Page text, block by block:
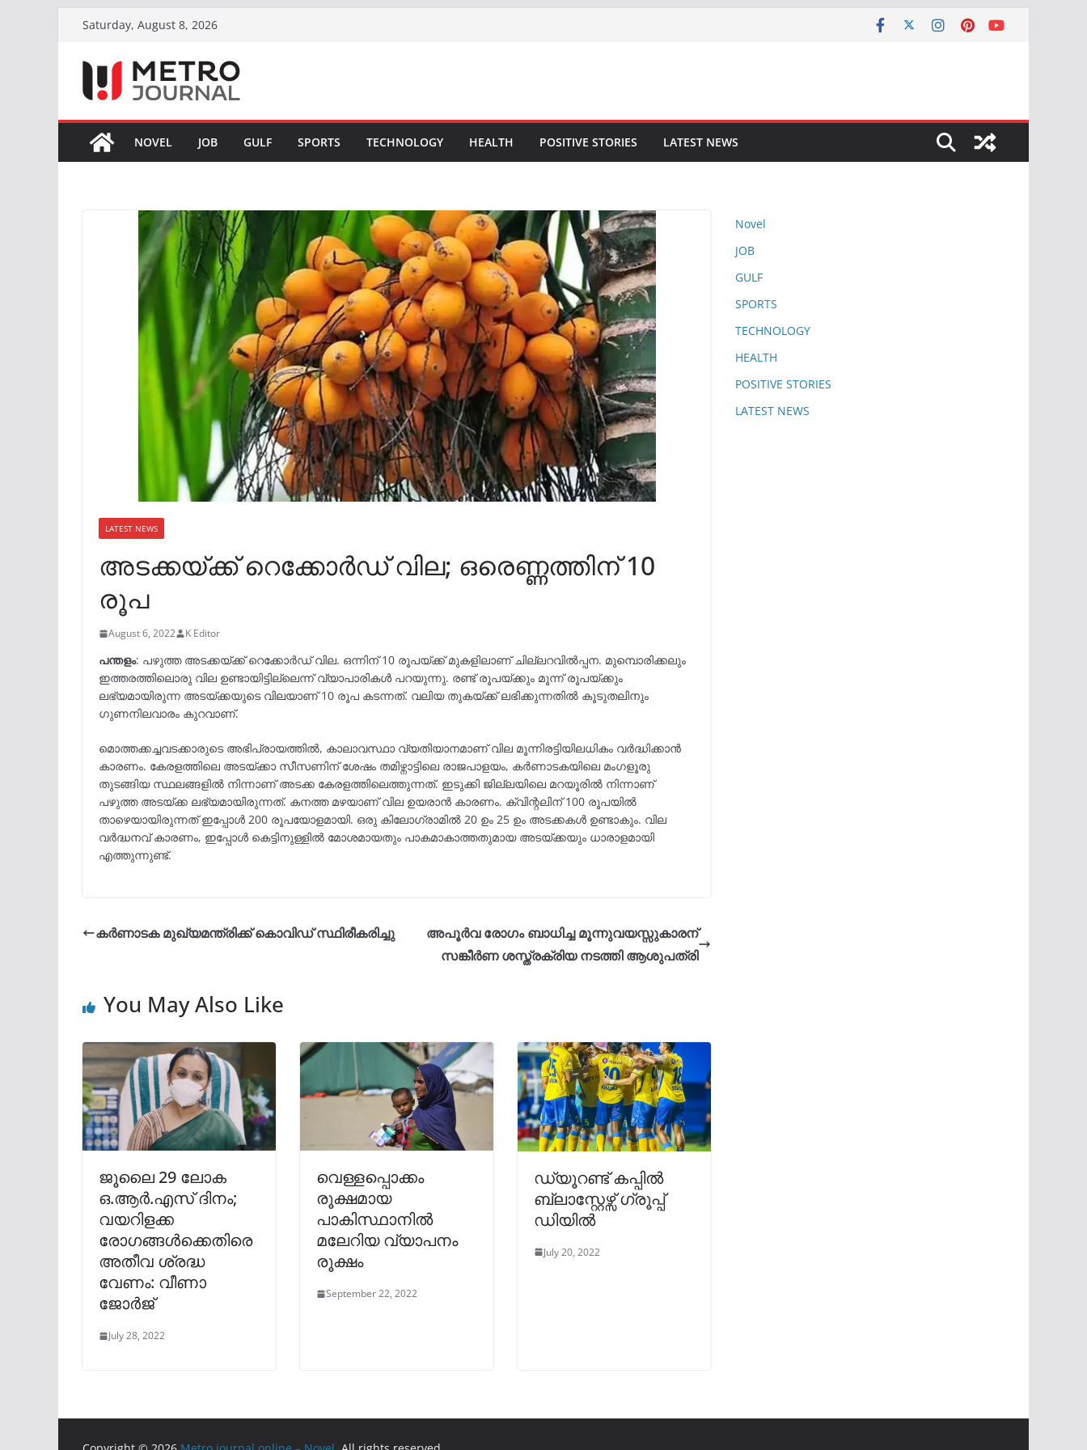
content
Saturday, August 8, 2026
NOVEL JOB GULF SPORTS TECHNOLOGY HEALTH POSITIVE STORIES LATEST NEWS
LATEST NEWS
അടക്കയ്ക്ക് റെക്കോർഡ് വില; ഒരെണ്ണത്തിന് 10
രൂപ
August 6, 2022 K Editor
പന്തളം: പഴുത്ത അടക്കയ്ക്ക് റെക്കോർഡ് വില. ഒന്നിന് 10 രൂപയ്ക്ക് മുകളിലാണ് ചില്ലറവില്‍പ്പന. മുമ്പൊരിക്കലും
ഇത്തരത്തിലൊരു വില ഉണ്ടായിട്ടില്ലെന്ന് വ്യാപാരികൾ പറയുന്നു. രണ്ട് രൂപയ്ക്കും മൂന്ന് രൂപയ്ക്കും
ലഭ്യമായിരുന്ന അടയ്ക്കയുടെ വിലയാണ് 10 രൂപ കടന്നത്. വലിയ തുകയ്ക്ക് ലഭിക്കുന്നതിൽ കൂടുതലിനും
ഗുണനിലവാരം കുറവാണ്.
മൊത്തക്കച്ചവടക്കാരുടെ അഭിപ്രായത്തിൽ, കാലാവസ്ഥാ വ്യതിയാനമാണ് വില മൂന്നിരട്ടിയിലധികം വർദ്ധിക്കാൻ
കാരണം. കേരളത്തിലെ അടയ്ക്കാ സീസണിന് ശേഷം തമിഴ്നാട്ടിലെ രാജപാളയം, കർണാടകയിലെ മംഗളൂരു
തുടങ്ങിയ സ്ഥലങ്ങളിൽ നിന്നാണ് അടക്ക കേരളത്തിലെത്തുന്നത്. ഇടുക്കി ജില്ലയിലെ മറയൂരിൽ നിന്നാണ്
പഴുത്ത അടയ്ക്ക ലഭ്യമായിരുന്നത്. കനത്ത മഴയാണ് വില ഉയരാൻ കാരണം. ക്വിന്റലിന് 100 രൂപയിൽ
താഴെയായിരുന്നത് ഇപ്പോൾ 200 രൂപയോളമായി. ഒരു കിലോഗ്രാമിൽ 20 ഉം 25 ഉം അടക്കകൾ ഉണ്ടാകും. വില
വർദ്ധനവ് കാരണം, ഇപ്പോള്‍ കെട്ടിനുള്ളില്‍ മോശമായതും പാകമാകാത്തതുമായ അടയ്ക്കയും ധാരാളമായി
എത്തുന്നുണ്ട്.
കർണാടക മുഖ്യമന്ത്രിക്ക് കൊവിഡ് സ്ഥിരീകരിച്ചു
അപൂർവ രോഗം ബാധിച്ച മൂന്നുവയസ്സുകാരന്
സങ്കീർണ ശസ്ത്രക്രിയ നടത്തി ആശുപത്രി
You May Also Like
ജൂലൈ 29 ലോക
ഒ.ആര്‍.എസ് ദിനം;
വയറിളക്ക
രോഗങ്ങള്‍ക്കെതിരെ
അതീവ ശ്രദ്ധ
വേണം: വീണാ
ജോര്‍ജ്
July 28, 2022
വെള്ളപ്പൊക്കം
രൂക്ഷമായ
പാകിസ്ഥാനിൽ
മലേറിയ വ്യാപനം
രൂക്ഷം
September 22, 2022
ഡ്യൂറണ്ട് കപ്പിൽ
ബ്ലാസ്റ്റേഴ്സ് ഗ്രൂപ്പ്
ഡിയിൽ
July 20, 2022
Novel
JOB
GULF
SPORTS
TECHNOLOGY
HEALTH
POSITIVE STORIES
LATEST NEWS